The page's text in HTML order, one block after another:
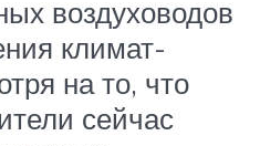
воздуховодов
климат-
на то, что
сейчас